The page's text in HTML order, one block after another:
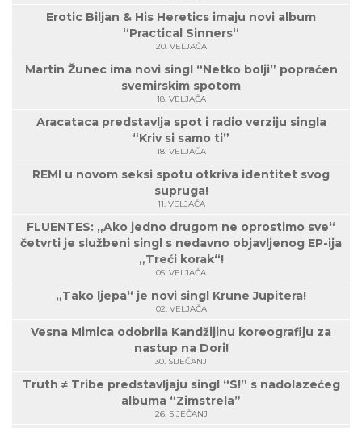
Erotic Biljan & His Heretics imaju novi album
“Practical Sinners“
20. VELJAČA
Martin Žunec ima novi singl “Netko bolji” popraćen
svemirskim spotom
18. VELJAČA
Aracataca predstavlja spot i radio verziju singla
“Kriv si samo ti”
18. VELJAČA
REMI u novom seksi spotu otkriva identitet svog
supruga!
11. VELJAČA
FLUENTES: „Ako jedno drugom ne oprostimo sve“
četvrti je službeni singl s nedavno objavljenog EP-ija
„Treći korak“!
05. VELJAČA
„Tako ljepa“ je novi singl Krune Jupitera!
02. VELJAČA
Vesna Mimica odobrila Kandžijinu koreografiju za
nastup na Dori!
30. SIJEČANJ
Truth ≠ Tribe predstavljaju singl “S!” s nadolazećeg
albuma “Zimstrela”
26. SIJEČANJ